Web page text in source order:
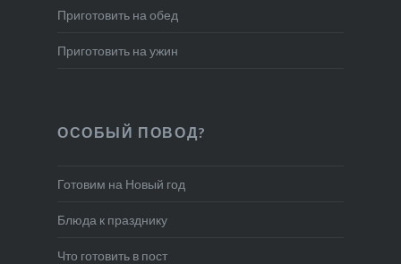
Приготовить на обед
Приготовить на ужин
ОСОБЫЙ ПОВОД?
Готовим на Новый год
Блюда к празднику
Что готовить в пост